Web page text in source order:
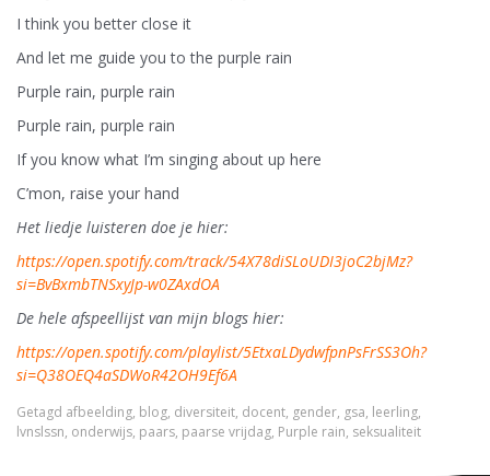
I think you better close it
And let me guide you to the purple rain
Purple rain, purple rain
Purple rain, purple rain
If you know what I’m singing about up here
C’mon, raise your hand
Het liedje luisteren doe je hier:
https://open.spotify.com/track/54X78diSLoUDI3joC2bjMz?
si=BvBxmbTNSxyJp-w0ZAxdOA
De hele afspeellijst van mijn blogs hier:
https://open.spotify.com/playlist/5EtxaLDydwfpnPsFrSS3Oh?
si=Q38OEQ4aSDWoR42OH9Ef6A
Getagd afbeelding, blog, diversiteit, docent, gender, gsa, leerling,
lvnslssn, onderwijs, paars, paarse vrijdag, Purple rain, seksualiteit